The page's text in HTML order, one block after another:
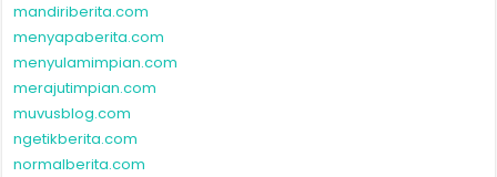
mandiriberita.com
menyapaberita.com
menyulamimpian.com
merajutimpian.com
muvusblog.com
ngetikberita.com
normalberita.com